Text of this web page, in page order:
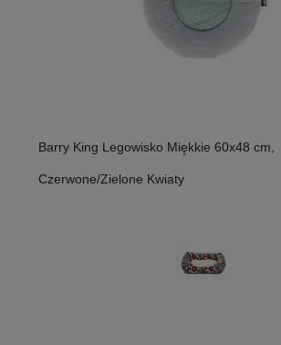
Barry King Legowisko Miękkie 60x48 cm,
Czerwone/Zielone Kwiaty